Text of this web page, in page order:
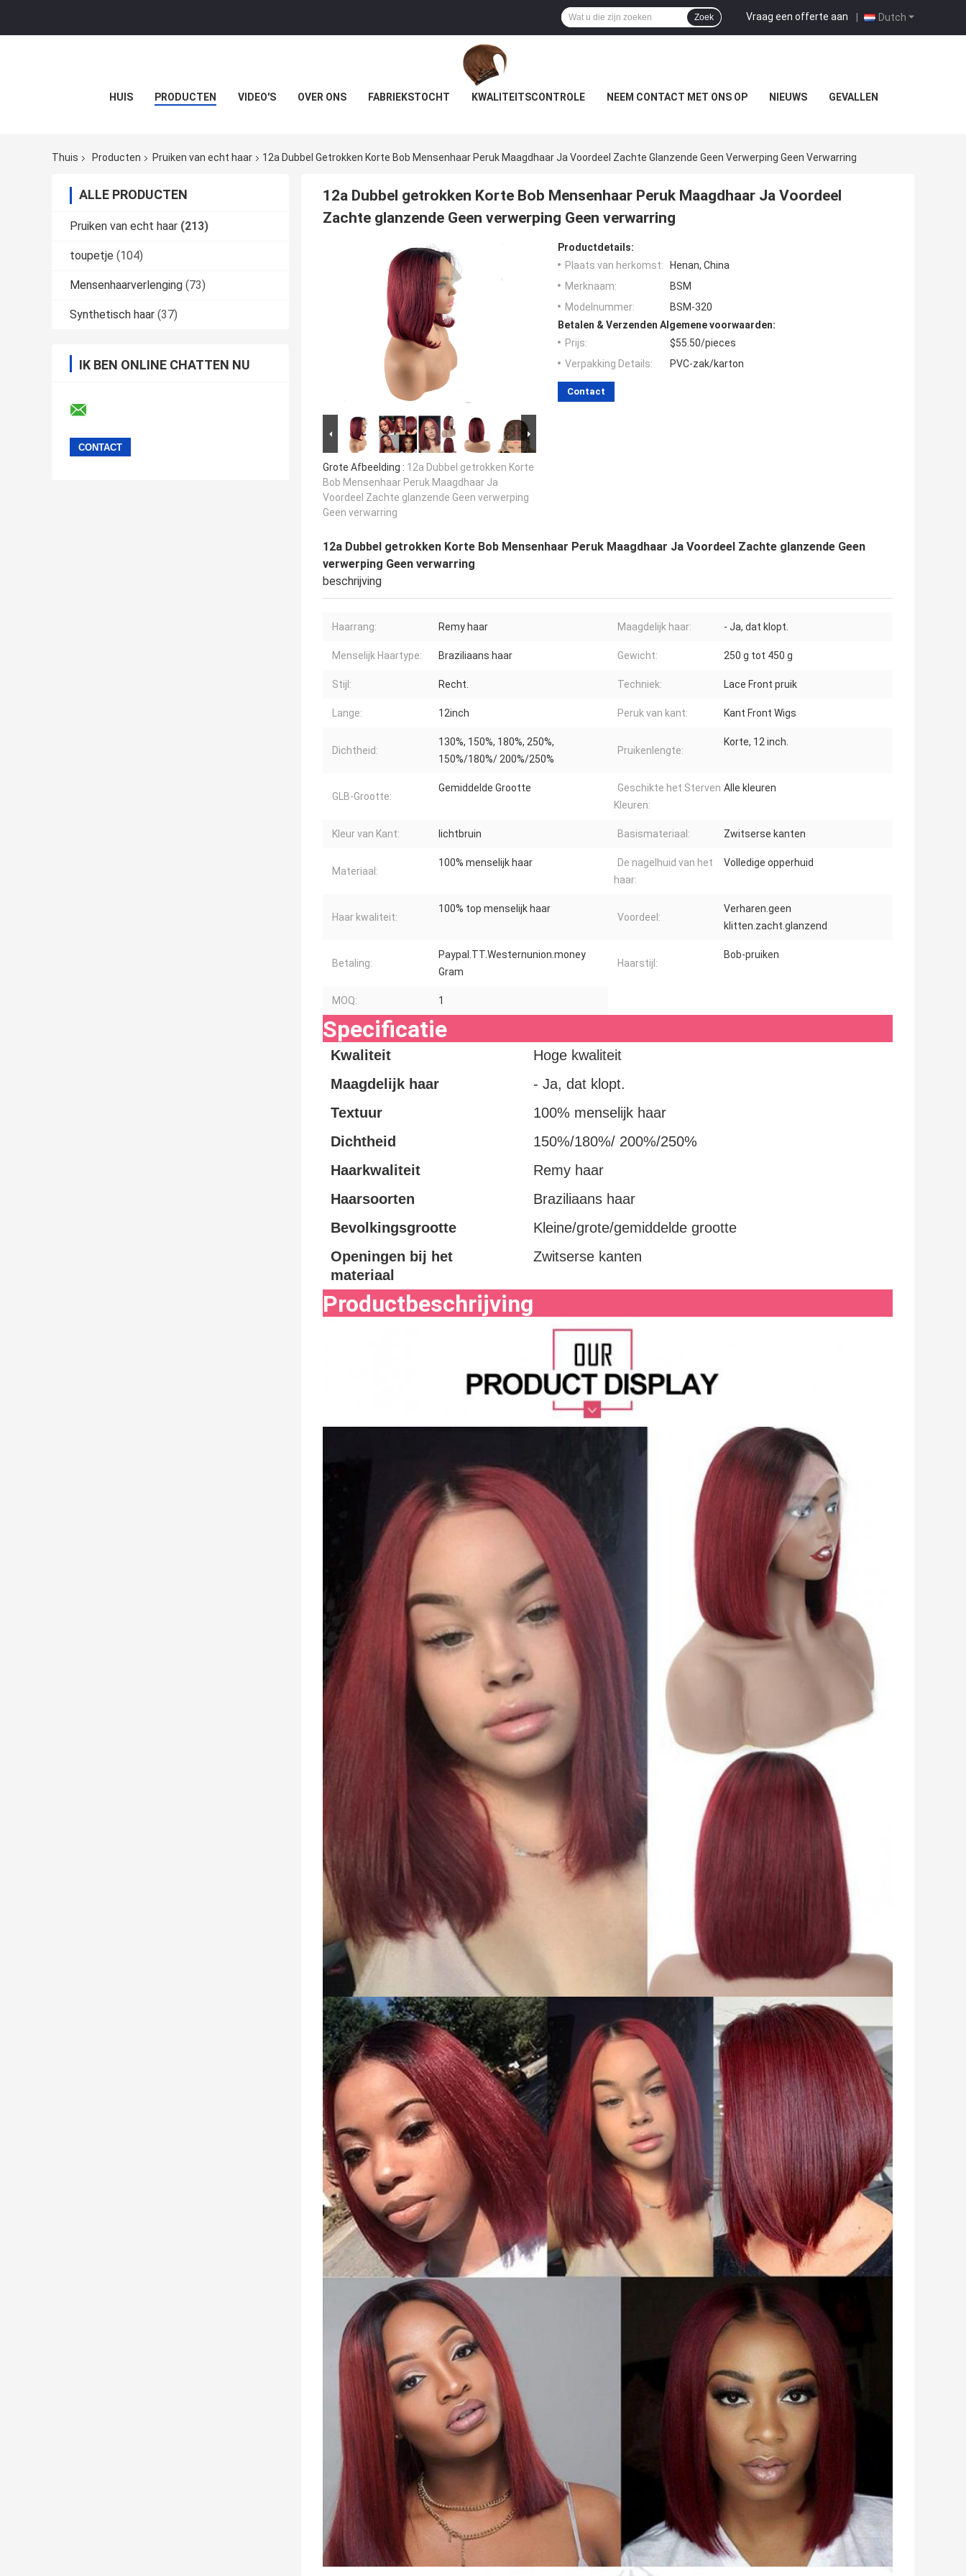
Dutch
Vraag een offerte aan |
Zoek
HUIS PRODUCTEN VIDEO'S OVER ONS FABRIEKSTOCHT KWALITEITSCONTROLE NEEM CONTACT MET ONS OP NIEUWS GEVALLEN
Thuis Producten Pruiken van echt haar 12a Dubbel Getrokken Korte Bob Mensenhaar Peruk Maagdhaar Ja Voordeel Zachte Glanzende Geen Verwerping Geen Verwarring
ALLE PRODUCTEN
Pruiken van echt haar (213)
toupetje (104)
Mensenhaarverlenging (73)
Synthetisch haar (37)
IK BEN ONLINE CHATTEN NU
12a Dubbel getrokken Korte Bob Mensenhaar Peruk Maagdhaar Ja Voordeel
Zachte glanzende Geen verwerping Geen verwarring
Grote Afbeelding : 12a Dubbel getrokken Korte
Bob Mensenhaar Peruk Maagdhaar Ja
Voordeel Zachte glanzende Geen verwerping
Geen verwarring
Productdetails:
Plaats van herkomst:
Henan, China
Merknaam:
BSM
Modelnummer:
BSM-320
Betalen & Verzenden Algemene voorwaarden:
Prijs:
$55.50/pieces
Verpakking Details:
PVC-zak/karton
Contact
12a Dubbel getrokken Korte Bob Mensenhaar Peruk Maagdhaar Ja Voordeel Zachte glanzende Geen
verwerping Geen verwarring
beschrijving
Haarrang: Remy haar Maagdelijk haar: - Ja, dat klopt.
Menselijk Haartype: Braziliaans haar Gewicht: 250 g tot 450 g
Stijl: Recht. Techniek: Lace Front pruik
Lange: 12inch Peruk van kant: Kant Front Wigs
Dichtheid:
130%, 150%, 180%, 250%,
150%/180%/ 200%/250%
Pruikenlengte:
Korte, 12 inch.
GLB-Grootte:
Gemiddelde Grootte
Geschikte het Sterven
Kleuren:
Alle kleuren
Kleur van Kant: lichtbruin Basismateriaal: Zwitserse kanten
Materiaal:
100% menselijk haar
De nagelhuid van het
haar:
Volledige opperhuid
Haar kwaliteit:
100% top menselijk haar
Voordeel:
Verharen.geen
klitten.zacht.glanzend
Betaling:
Paypal.TT.Westernunion.money
Gram
Haarstijl:
Bob-pruiken
MOQ: 1
Specificatie
Kwaliteit
Hoge kwaliteit
Maagdelijk haar
- Ja, dat klopt.
Textuur
100% menselijk haar
Dichtheid
150%/180%/ 200%/250%
Haarkwaliteit
Remy haar
Haarsoorten
Braziliaans haar
Bevolkingsgrootte
Kleine/grote/gemiddelde grootte
Openingen bij het
materiaal
Zwitserse kanten
Productbeschrijving